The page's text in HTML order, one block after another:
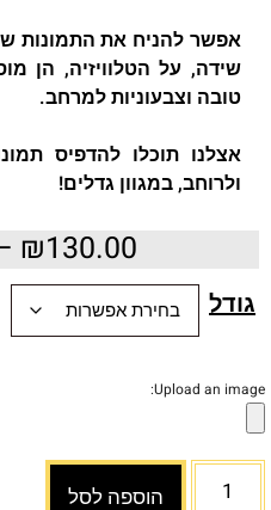
אפשר להניח את התמונות
שידה, על הטלוויזיה, הן
טובה וצבעוניות למרחב.
אצלנו תוכלו להדפיס
ולרוחב, במגוון גדלים!
₪130.00
גודל
Upload an image:
הוספה לסל